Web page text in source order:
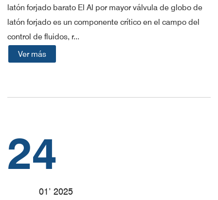
latón forjado barato El Al por mayor válvula de globo de
latón forjado es un componente crítico en el campo del
control de fluidos, r...
Ver más
24
01’ 2025